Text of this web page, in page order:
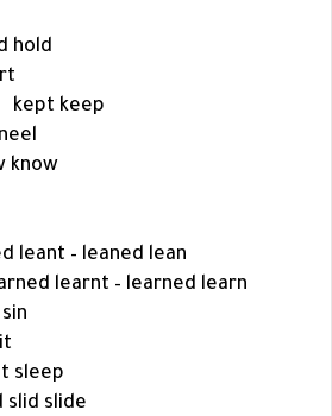
hold
kept keep
know
leant – leaned lean
learnt – learned learn يتعلّم
sin
sleep
slid slide